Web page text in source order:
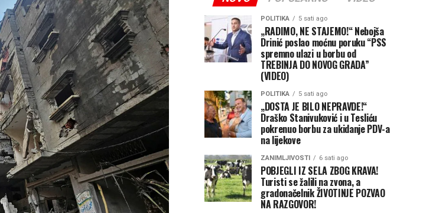
POLITIKA 5 sati ago
„RADIMO, NE STAJEMO!“ Nebojša
Drinić poslao moćnu poruku “PSS
spremno ulazi u borbu od
TREBINJA DO NOVOG GRADA”
(VIDEO)
POLITIKA 5 sati ago
„DOSTA JE BILO NEPRAVDE!“
Draško Stanivuković i u Tesliću
pokrenuo borbu za ukidanje PDV-a
na lijekove
ZANIMLJIVOSTI 6 sati ago
POBJEGLI IZ SELA ZBOG KRAVA!
Turisti se žalili na zvona, a
gradonačelnik ŽIVOTINJE POZVAO
NA RAZGOVOR!